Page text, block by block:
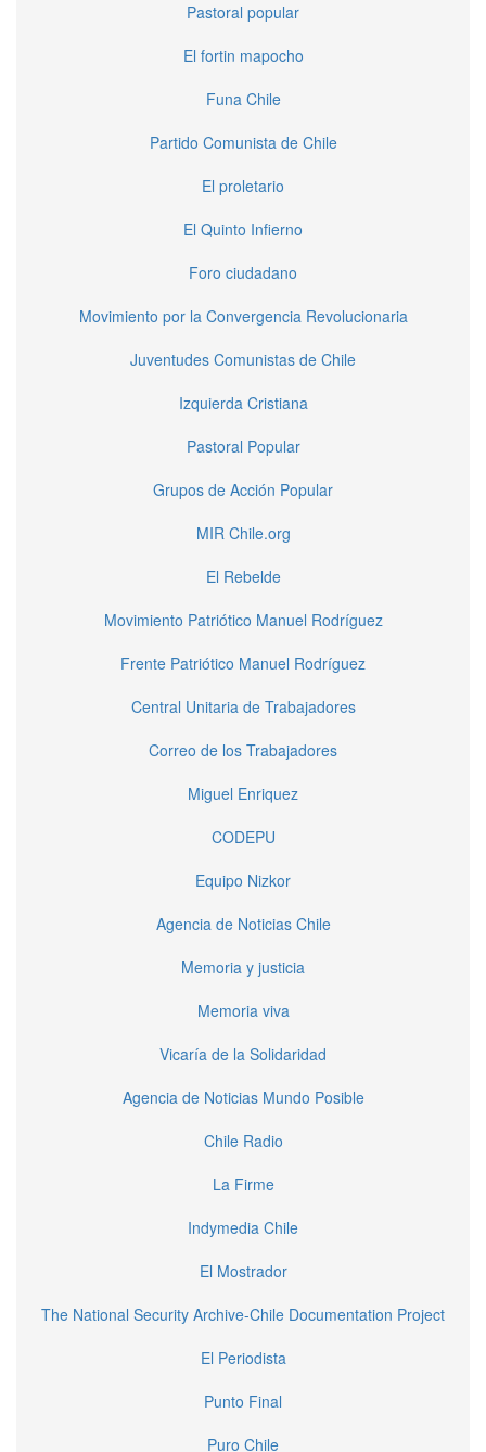
Pastoral popular
El fortin mapocho
Funa Chile
Partido Comunista de Chile
El proletario
El Quinto Infierno
Foro ciudadano
Movimiento por la Convergencia Revolucionaria
Juventudes Comunistas de Chile
Izquierda Cristiana
Pastoral Popular
Grupos de Acción Popular
MIR Chile.org
El Rebelde
Movimiento Patriótico Manuel Rodríguez
Frente Patriótico Manuel Rodríguez
Central Unitaria de Trabajadores
Correo de los Trabajadores
Miguel Enriquez
CODEPU
Equipo Nizkor
Agencia de Noticias Chile
Memoria y justicia
Memoria viva
Vicaría de la Solidaridad
Agencia de Noticias Mundo Posible
Chile Radio
La Firme
Indymedia Chile
El Mostrador
The National Security Archive-Chile Documentation Project
El Periodista
Punto Final
Puro Chile